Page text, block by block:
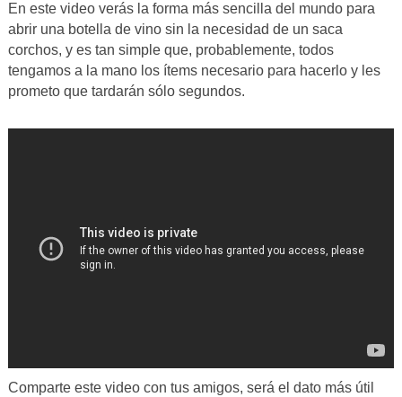
En este video verás la forma más sencilla del mundo para
abrir una botella de vino sin la necesidad de un saca
corchos, y es tan simple que, probablemente, todos
tengamos a la mano los ítems necesario para hacerlo y les
prometo que tardarán sólo segundos.
Comparte este video con tus amigos, será el dato más útil